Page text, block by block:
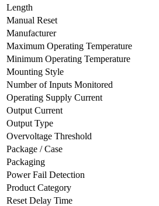
Length
Manual Reset
Manufacturer
Maximum Operating Temperature
Minimum Operating Temperature
Mounting Style
Number of Inputs Monitored
Operating Supply Current
Output Current
Output Type
Overvoltage Threshold
Package / Case
Packaging
Power Fail Detection
Product Category
Reset Delay Time